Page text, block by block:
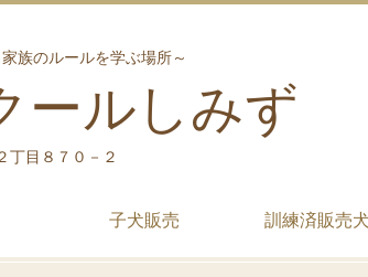
族のルールを学ぶ場所～
ールしみず
丁目８７０－２
子犬販売 訓練済販売犬